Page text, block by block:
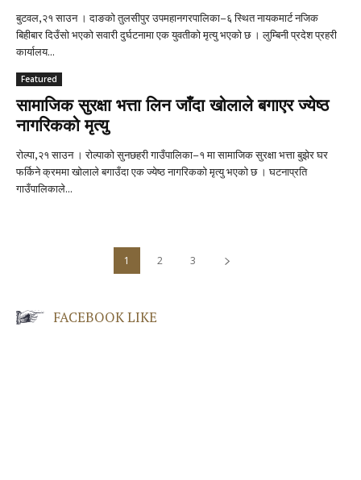
बुटवल,२१ साउन । दाङको तुलसीपुर उपमहानगरपालिका–६ स्थित नायकमार्ट नजिक
बिहीबार दिउँसो भएको सवारी दुर्घटनामा एक युवतीको मृत्यु भएको छ । लुम्बिनी प्रदेश प्रहरी
कार्यालय...
Featured
सामाजिक सुरक्षा भत्ता लिन जाँदा खोलाले बगाएर ज्येष्ठ
नागरिकको मृत्यु
रोल्पा,२१ साउन । रोल्पाको सुनछहरी गाउँपालिका–१ मा सामाजिक सुरक्षा भत्ता बुझेर घर
फर्किने क्रममा खोलाले बगाउँदा एक ज्येष्ठ नागरिकको मृत्यु भएकाे छ । घटनाप्रति
गाउँपालिकाले...
1 2 3
FACEBOOK LIKE